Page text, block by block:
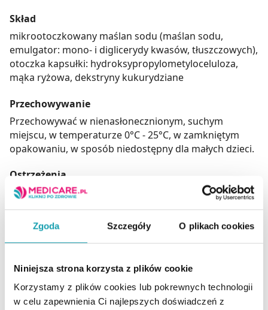
Zgoda Szczegóły O plikach cookies
Niniejsza strona korzysta z plików cookie
Korzystamy z plików cookies lub pokrewnych technologii
w celu zapewnienia Ci najlepszych doświadczeń z
Skład
mikrootoczkowany maślan sodu (maślan sodu,
emulgator: mono- i diglicerydy kwasów, tłuszczowych),
otoczka kapsułki: hydroksypropylometyloceluloza,
mąka ryżowa, dekstryny kukurydziane
Przechowywanie
Przechowywać w nienasłonecznionym, suchym
miejscu, w temperaturze 0°C - 25°C, w zamkniętym
opakowaniu, w sposób niedostępny dla małych dzieci.
Ostrzeżenia
Ważna informacja: Produkt należy stosować pod
nadzorem lekarza. Jest żywnością niekompletną pod
względem odżywczym. Nie jest odpowiedni do
stosowania jako jedyne źródło pożywienia. Produkt
przeznaczony jest dla dorosłych oraz dzieci powyżej 7.
roku życia. Nie powinien być spożywany przez osoby
niemające określonej choroby, zaburzeń stanu
zdrowia lub schorzeń, których dotyczy zamierzone
stosowanie.